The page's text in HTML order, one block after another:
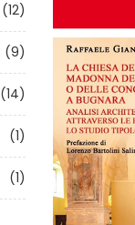
(12)
(9)
(14)
(1)
(1)